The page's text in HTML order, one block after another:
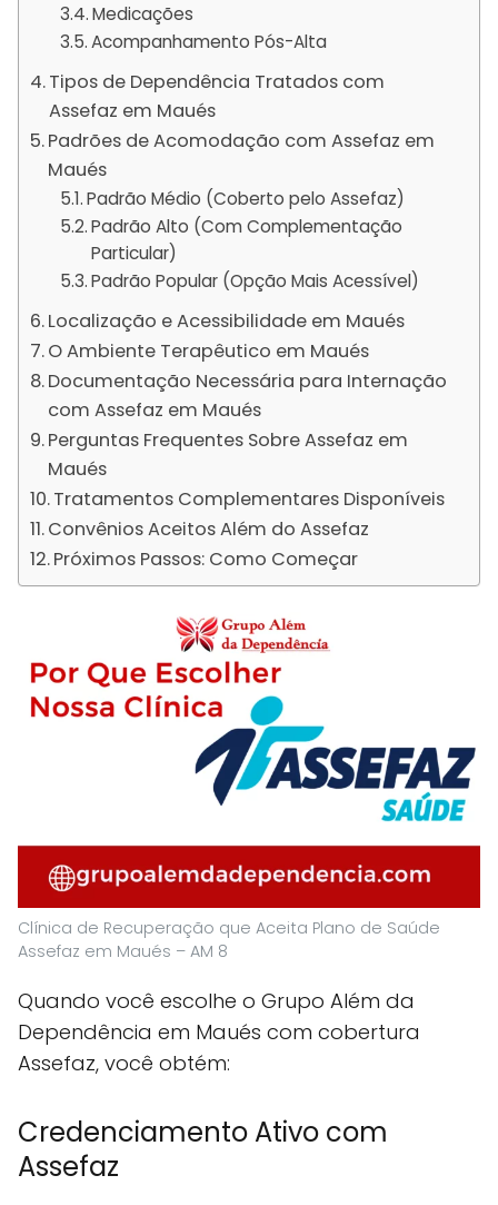
Medicações
Acompanhamento Pós-Alta
Tipos de Dependência Tratados com
Assefaz em Maués
Padrões de Acomodação com Assefaz em
Maués
Padrão Médio (Coberto pelo Assefaz)
Padrão Alto (Com Complementação
Particular)
Padrão Popular (Opção Mais Acessível)
Localização e Acessibilidade em Maués
O Ambiente Terapêutico em Maués
Documentação Necessária para Internação
com Assefaz em Maués
Perguntas Frequentes Sobre Assefaz em
Maués
Tratamentos Complementares Disponíveis
Convênios Aceitos Além do Assefaz
Próximos Passos: Como Começar
Clínica de Recuperação que Aceita Plano de Saúde
Assefaz em Maués – AM 8
Quando você escolhe o Grupo Além da
Dependência em Maués com cobertura
Assefaz, você obtém:
Credenciamento Ativo com
Assefaz